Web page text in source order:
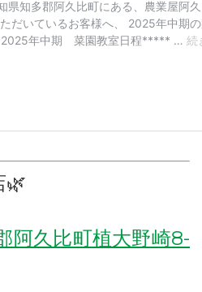
🌿
阿久比町植大野崎8-